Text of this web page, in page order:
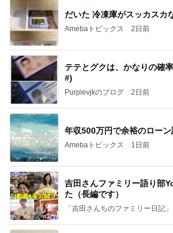
だいた 冷凍庫がスッカスカ
Amebaトピックス 2日前
テテとグクは、かなりの確
#)
Purplevjkのブログ 2日前
年収500万円で余裕のローン
Amebaトピックス 1日前
吉田さんファミリー語り部
た（長編です）
「吉田さんちのファミリー日記